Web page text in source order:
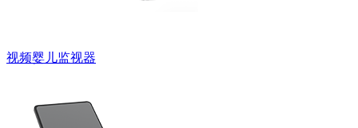
视频婴儿监视器